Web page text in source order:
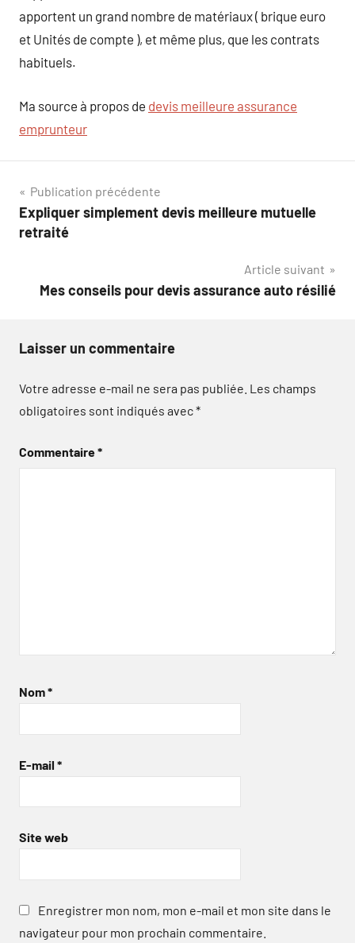
apportent un grand nombre de matériaux ( brique euro
et Unités de compte ), et même plus, que les contrats
habituels.
Ma source à propos de devis meilleure assurance
emprunteur
Navigation
de
Publication précédente
Expliquer simplement devis meilleure mutuelle
retraité
Article suivant
Mes conseils pour devis assurance auto résilié
Laisser un commentaire
Votre adresse e-mail ne sera pas publiée. Les champs
obligatoires sont indiqués avec*
Commentaire*
Nom*
E-mail *
Site web
Enregistrer mon nom, mon e-mail et mon site dans le
navigateur pour mon prochain commentaire.